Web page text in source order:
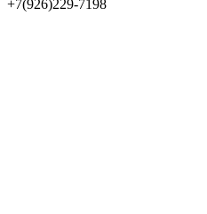
+7(926)229-7198